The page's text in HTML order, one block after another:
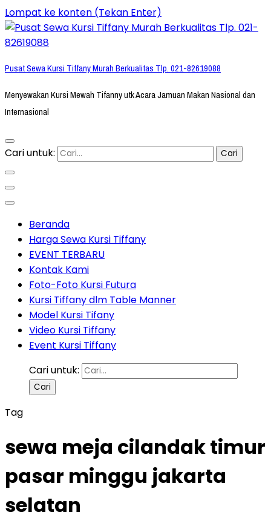
Lompat ke konten (Tekan Enter)
Pusat Sewa Kursi Tiffany Murah Berkualitas Tlp. 021-82619088
Menyewakan Kursi Mewah Tifanny utk Acara Jamuan Makan Nasional dan
Internasional
Cari untuk:
Beranda
Harga Sewa Kursi Tiffany
EVENT TERBARU
Kontak Kami
Foto-Foto Kursi Futura
Kursi Tiffany dlm Table Manner
Model Kursi Tifany
Video Kursi Tiffany
Event Kursi Tiffany
Cari untuk:
Tag
sewa meja cilandak timur
pasar minggu jakarta
selatan